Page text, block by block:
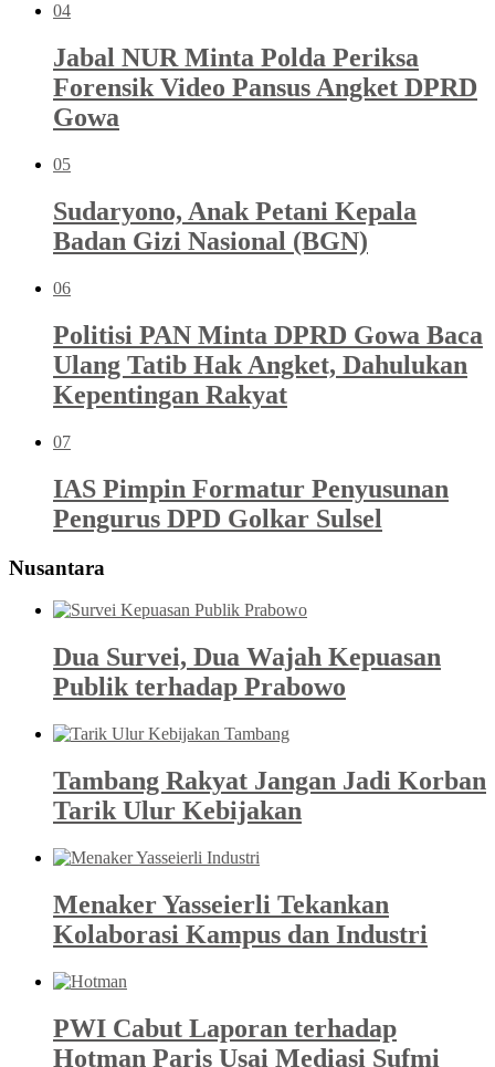
04
Jabal NUR Minta Polda Periksa
Forensik Video Pansus Angket DPRD
Gowa
05
Sudaryono, Anak Petani Kepala
Badan Gizi Nasional (BGN)
06
Politisi PAN Minta DPRD Gowa Baca
Ulang Tatib Hak Angket, Dahulukan
Kepentingan Rakyat
07
IAS Pimpin Formatur Penyusunan
Pengurus DPD Golkar Sulsel
Nusantara
Dua Survei, Dua Wajah Kepuasan
Publik terhadap Prabowo
Tambang Rakyat Jangan Jadi Korban
Tarik Ulur Kebijakan
Menaker Yasseierli Tekankan
Kolaborasi Kampus dan Industri
PWI Cabut Laporan terhadap
Hotman Paris Usai Mediasi Sufmi